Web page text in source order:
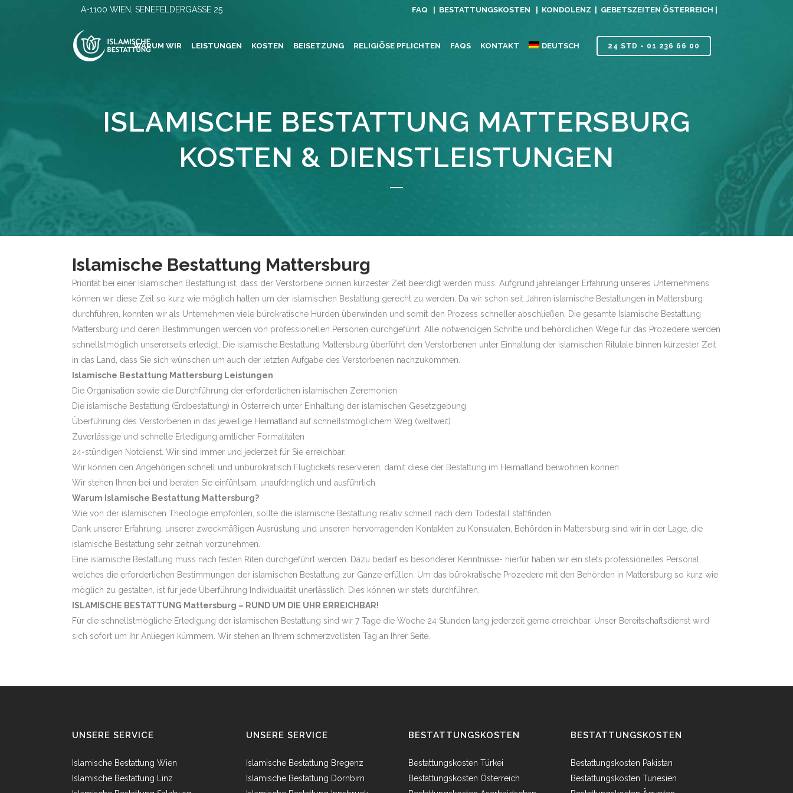
A-1100 WIEN, SENEFELDERGASSE 25 FAQ | BESTATTUNGSKOSTEN | KONDOLENZ | GEBETSZEITEN ÖSTERREICH |
24 STD - 01 236 66 00
WARUM WIR LEISTUNGEN KOSTEN BEISETZUNG RELIGIÖSE PFLICHTEN FAQS KONTAKT DEUTSCH
ISLAMISCHE BESTATTUNG MATTERSBURG
KOSTEN & DIENSTLEISTUNGEN
Islamische Bestattung Mattersburg
Priorität bei einer Islamischen Bestattung ist, dass der Verstorbene binnen kürzester Zeit beerdigt werden muss. Aufgrund jahrelanger Erfahrung unseres Unternehmens
können wir diese Zeit so kurz wie möglich halten um der islamischen Bestattung gerecht zu werden. Da wir schon seit Jahren islamische Bestattungen in Mattersburg
durchführen, konnten wir als Unternehmen viele bürokratische Hürden überwinden und somit den Prozess schneller abschließen. Die gesamte Islamische Bestattung
Mattersburg und deren Bestimmungen werden von professionellen Personen durchgeführt. Alle notwendigen Schritte und behördlichen Wege für das Prozedere werden
schnellstmöglich unsererseits erledigt. Die islamische Bestattung Mattersburg überführt den Verstorbenen unter Einhaltung der islamischen Ritutale binnen kürzester Zeit
in das Land, dass Sie sich wünschen um auch der letzten Aufgabe des Verstorbenen nachzukommen.
Islamische Bestattung Mattersburg Leistungen
Die Organisation sowie die Durchführung der erforderlichen islamischen Zeremonien
Die islamische Bestattung (Erdbestattung) in Österreich unter Einhaltung der islamischen Gesetzgebung
Überführung des Verstorbenen in das jeweilige Heimatland auf schnellstmöglichem Weg (weltweit)
Zuverlässige und schnelle Erledigung amtlicher Formalitäten
24-stündigen Notdienst. Wir sind immer und jederzeit für Sie erreichbar.
Wir können den Angehörigen schnell und unbürokratisch Flugtickets reservieren, damit diese der Bestattung im Heimatland beiwohnen können
Wir stehen Ihnen bei und beraten Sie einfühlsam, unaufdringlich und ausführlich
Warum Islamische Bestattung Mattersburg?
Wie von der islamischen Theologie empfohlen, sollte die islamische Bestattung relativ schnell nach dem Todesfall stattfinden.
Dank unserer Erfahrung, unserer zweckmäßigen Ausrüstung und unseren hervorragenden Kontakten zu Konsulaten, Behörden in Mattersburg sind wir in der Lage, die
islamische Bestattung sehr zeitnah vorzunehmen.
Eine islamische Bestattung muss nach festen Riten durchgeführt werden. Dazu bedarf es besonderer Kenntnisse- hierfür haben wir ein stets professionelles Personal,
welches die erforderlichen Bestimmungen der islamischen Bestattung zur Gänze erfüllen. Um das bürokratische Prozedere mit den Behörden in Mattersburg so kurz wie
möglich zu gestalten, ist für jede Überführung Individualität unerlässlich. Dies können wir stets durchführen.
ISLAMISCHE BESTATTUNG Mattersburg – RUND UM DIE UHR ERREICHBAR!
Für die schnellstmögliche Erledigung der islamischen Bestattung sind wir 7 Tage die Woche 24 Stunden lang jederzeit gerne erreichbar. Unser Bereitschaftsdienst wird
sich sofort um Ihr Anliegen kümmern. Wir stehen an Ihrem schmerzvollsten Tag an Ihrer Seite.
UNSERE SERVICE
Islamische Bestattung Wien
Islamische Bestattung Linz
UNSERE SERVICE
Islamische Bestattung Bregenz
Islamische Bestattung Dornbirn
BESTATTUNGSKOSTEN
Bestattungskosten Türkei
Bestattungskosten Österreich
BESTATTUNGSKOSTEN
Bestattungskosten Pakistan
Bestattungskosten Tunesien